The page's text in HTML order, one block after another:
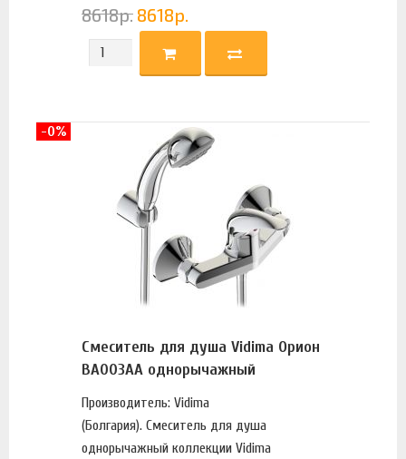
8618р. 8618р.
Смеситель для душа Vidima Орион
BA003AA однорычажный
Производитель: Vidima
(Болгария). Смеситель для душа
однорычажный коллекции Vidima
-0%